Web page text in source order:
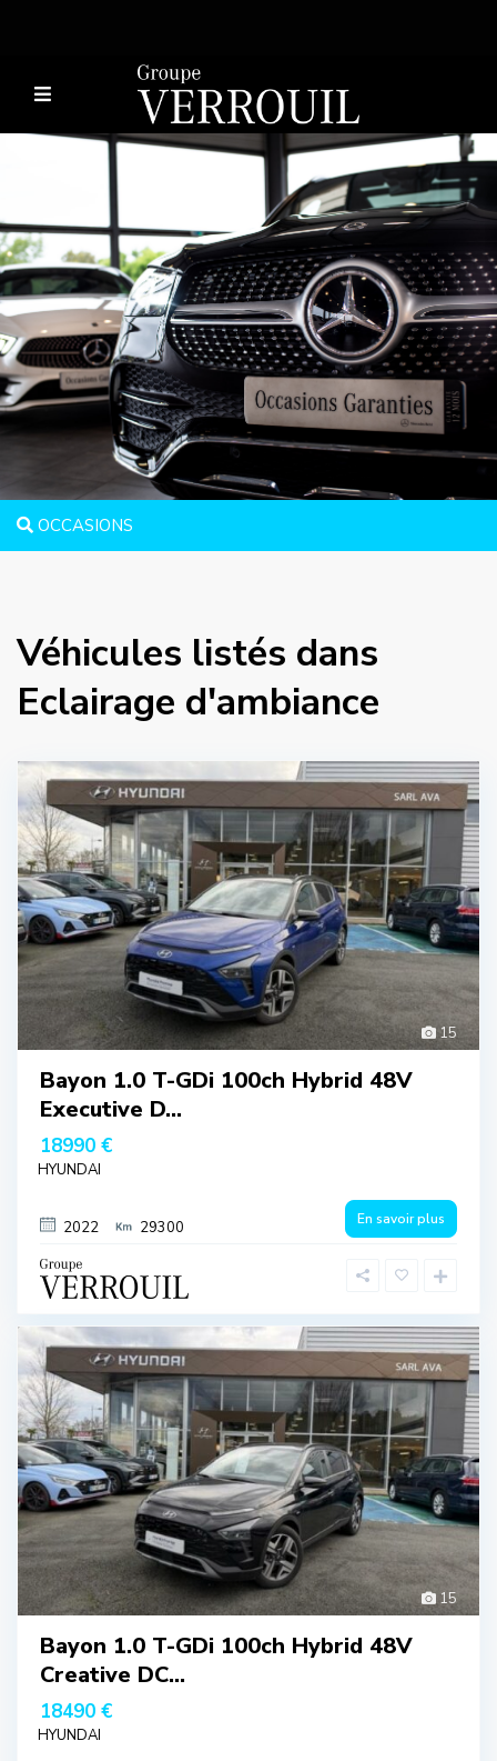
OCCASIONS
Véhicules listés dans
Eclairage d'ambiance
15
Bayon 1.0 T-GDi 100ch Hybrid 48V
Executive D...
18990 €
HYUNDAI
2022 29300 En savoir plus
15
Bayon 1.0 T-GDi 100ch Hybrid 48V
Creative DC...
18490 €
HYUNDAI